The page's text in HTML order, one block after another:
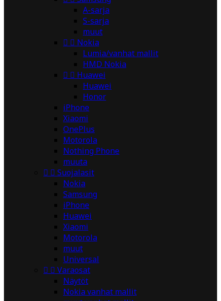
A-sarja
S-sarja
muut
  Nokia
Lumia/vanhat mallit
HMD Nokia
  Huawei
Huawei
Honor
iPhone
Xiaomi
OnePlus
Motorola
Nothing Phone
muuta
  Suojalasit
Nokia
Samsung
iPhone
Huawei
Xiaomi
Motorola
muut
Universal
  Varaosat
Näytöt
Nokia vanhat mallit